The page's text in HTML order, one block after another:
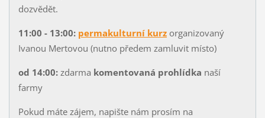
dozvědět.
11:00 - 13:00: permakulturní kurzorganizovaný
Ivanou Mertovou (nutno předem zamluvit místo)
od 14:00:zdarma komentovaná prohlídka naší
farmy
Pokud máte zájem, napište nám prosím na